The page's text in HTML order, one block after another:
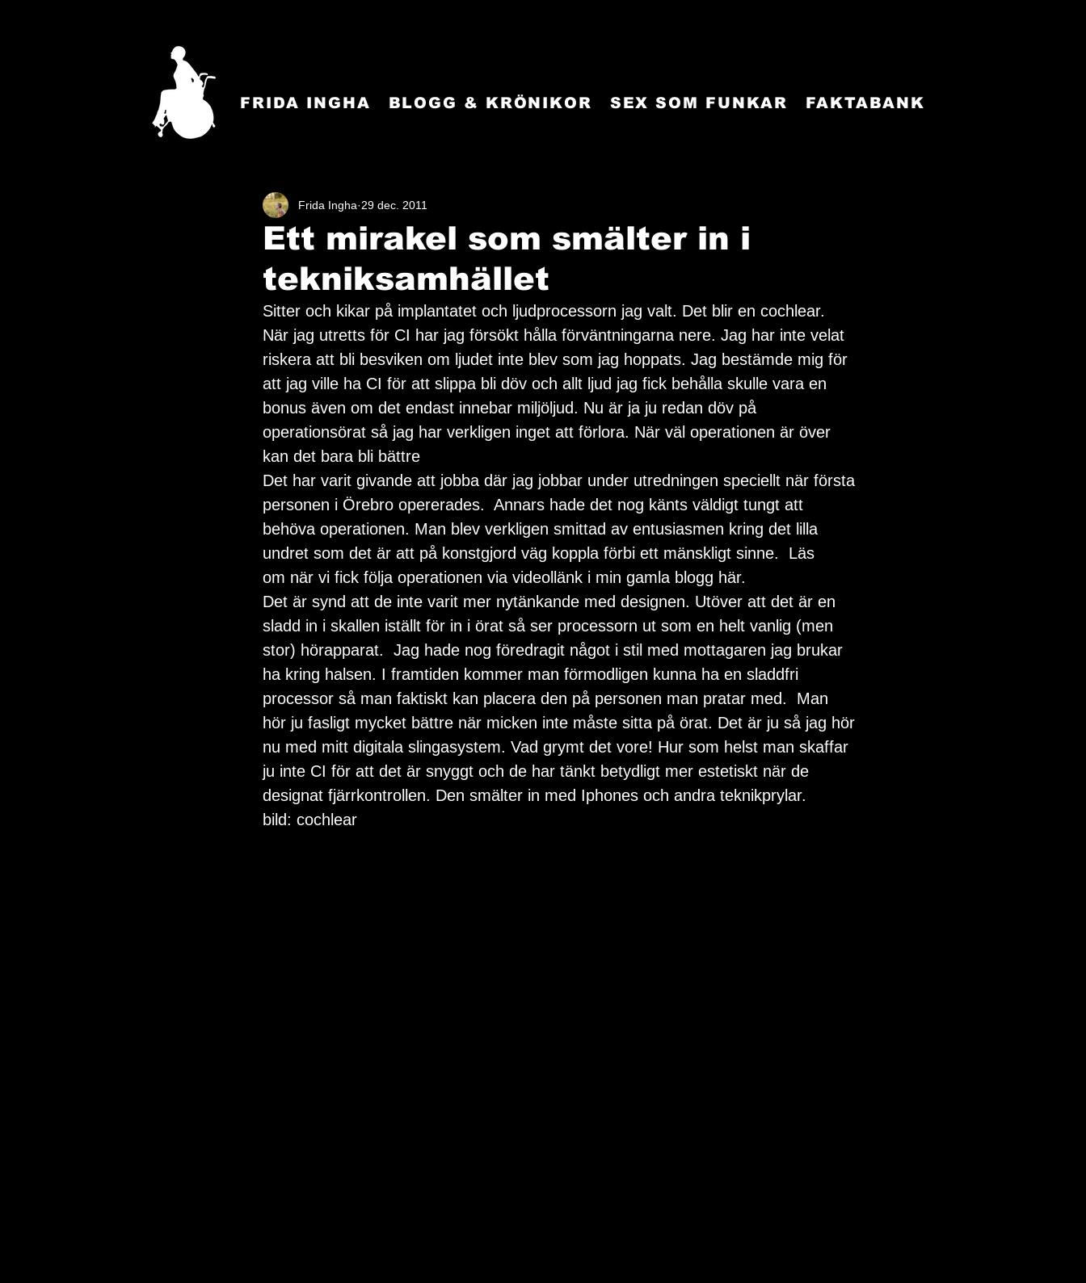
FRIDA INGHA BLOGG & KRÖNIKOR SEX SOM FUNKAR FAKTABANK
Ett mirakel som smälter in i
tekniksamhället
Frida Ingha 29 dec. 2011
Sitter och kikar på implantatet och ljudprocessorn jag valt. Det blir en cochlear.
När jag utretts för CI har jag försökt hålla förväntningarna nere. Jag har inte velat
riskera att bli besviken om ljudet inte blev som jag hoppats. Jag bestämde mig för
att jag ville ha CI för att slippa bli döv och allt ljud jag fick behålla skulle vara en
bonus även om det endast innebar miljöljud. Nu är ja ju redan döv på
operationsörat så jag har verkligen inget att förlora. När väl operationen är över
kan det bara bli bättre
Det har varit givande att jobba där jag jobbar under utredningen speciellt när första
personen i Örebro opererades.  Annars hade det nog känts väldigt tungt att
behöva operationen. Man blev verkligen smittad av entusiasmen kring det lilla
undret som det är att på konstgjord väg koppla förbi ett mänskligt sinne.  Läs
om när vi fick följa operationen via videollänk i min gamla blogg här.
Det är synd att de inte varit mer nytänkande med designen. Utöver att det är en
sladd in i skallen iställt för in i örat så ser processorn ut som en helt vanlig (men
stor) hörapparat.  Jag hade nog föredragit något i stil med mottagaren jag brukar
ha kring halsen. I framtiden kommer man förmodligen kunna ha en sladdfri
processor så man faktiskt kan placera den på personen man pratar med.  Man
hör ju fasligt mycket bättre när micken inte måste sitta på örat. Det är ju så jag hör
nu med mitt digitala slingasystem. Vad grymt det vore! Hur som helst man skaffar
ju inte CI för att det är snyggt och de har tänkt betydligt mer estetiskt när de
designat fjärrkontrollen. Den smälter in med Iphones och andra teknikprylar.
bild: cochlear